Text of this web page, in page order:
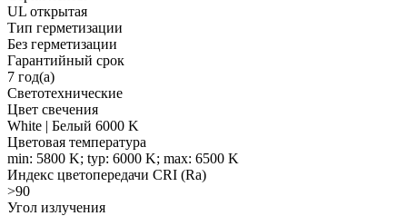
UL открытая
Тип герметизации
Без герметизации
Гарантийный срок
7 год(а)
Светотехнические
Цвет свечения
White | Белый 6000 K
Цветовая температура
min: 5800 K; typ: 6000 K; max: 6500 K
Индекс цветопередачи CRI (Ra)
>90
Угол излучения